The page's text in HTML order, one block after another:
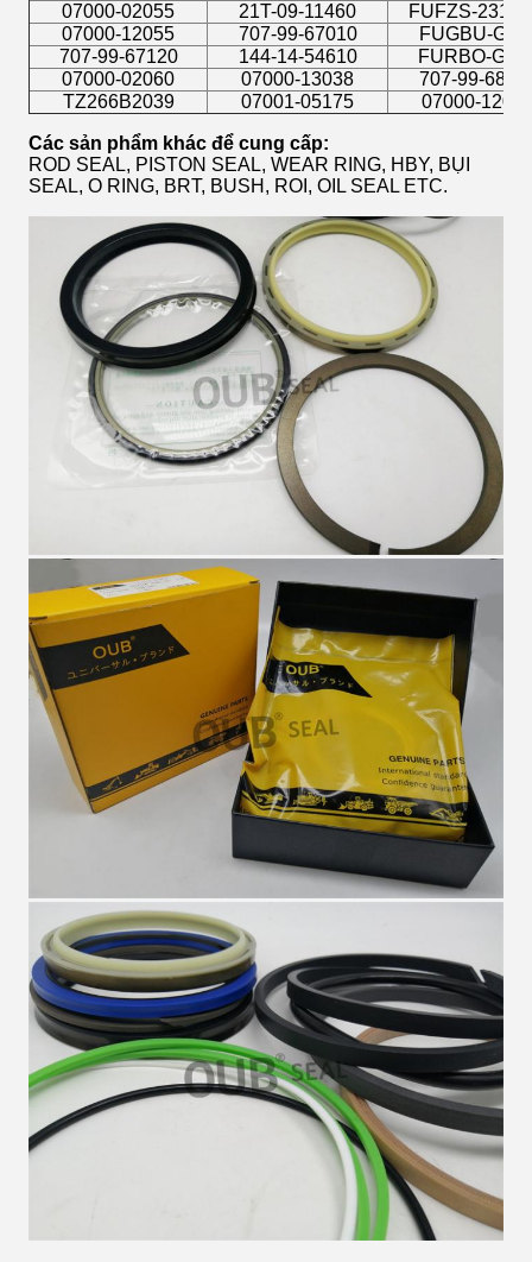
07000-02055 21T-09-11460
FUFZS-2313-
07000-12055
707-99-67010
FUGBU-
707-99-67120
144-14-54610
FURBO-
07000-02060
07000-13038
707-99-
TZ266B2039
07001-05175 07000-
Các sản phẩm khác để cung cấp:
ROD SEAL, PISTON SEAL, WEAR RING, HBY, BỤI
SEAL, O RING, BRT, BUSH, ROI, OIL SEAL ETC.